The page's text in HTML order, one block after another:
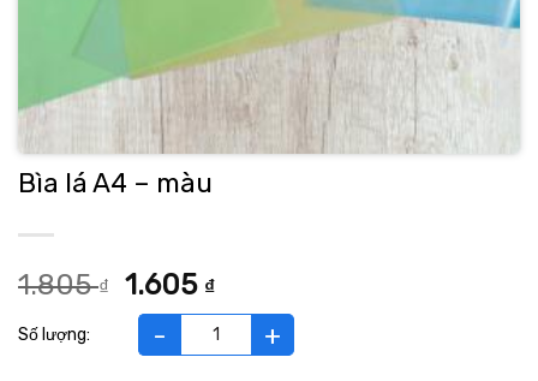
Bìa lá A4 – màu
1.805₫
Giá
gốc
là:
1.605 ₫Giá
hiện
tại
Bìa lá A4 - màu số lượng